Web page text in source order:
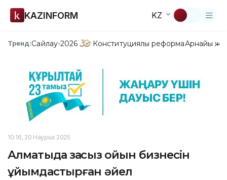
KAZINFORM KZ
Тренд:Сайлау-2026 Конституциялық реформаАрнайы
10:16, 20 Наурыз 2025
Алматыда заңсыз ойын бизнесін
ұйымдастырған әйел